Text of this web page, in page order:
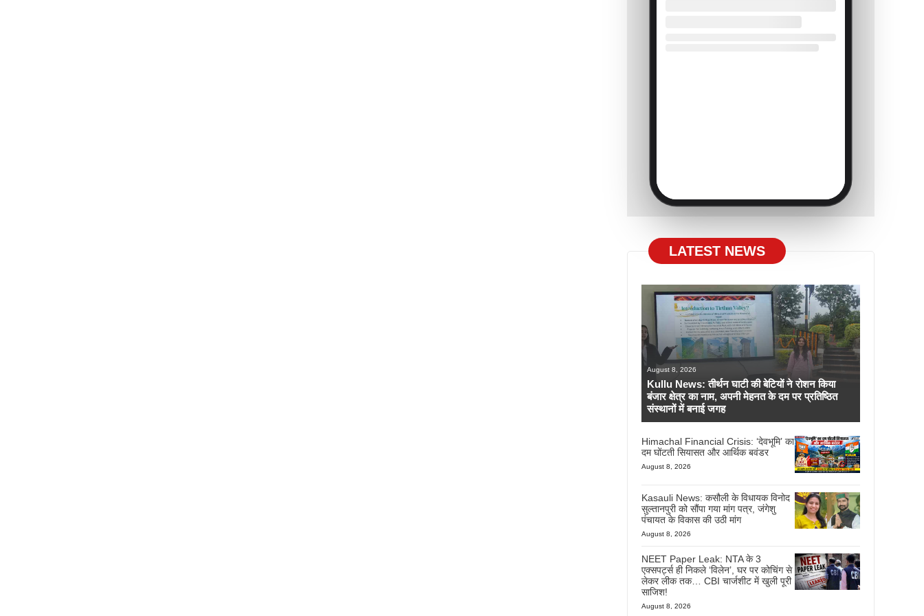
LATEST NEWS
August 8, 2026
Kullu News: तीर्थन घाटी की बेटियों ने रोशन किया
बंजार क्षेत्र का नाम, अपनी मेहनत के दम पर प्रतिष्ठित
संस्थानों में बनाई जगह
Himachal Financial Crisis: ‘देवभूमि’ का
दम घोंटती सियासत और आर्थिक बवंडर
August 8, 2026
Kasauli News: कसौली के विधायक विनोद
सुल्तानपुरी को सौंपा गया मांग पत्र, जंगेशु
पंचायत के विकास की उठी मांग
August 8, 2026
NEET Paper Leak: NTA के 3
एक्सपर्ट्स ही निकले ‘विलेन’, घर पर कोचिंग से
लेकर लीक तक… CBI चार्जशीट में खुली पूरी
साजिश!
August 8, 2026